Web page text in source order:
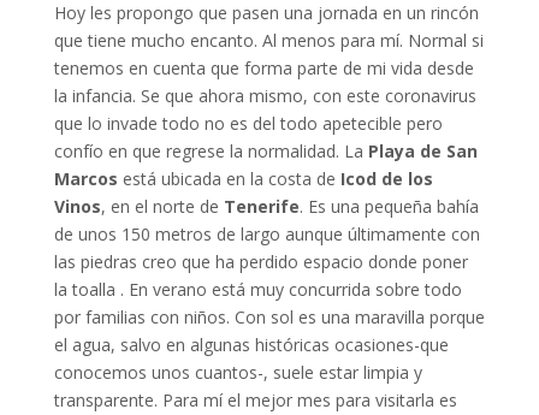
Hoy les propongo que pasen una jornada en un rincón
que tiene mucho encanto. Al menos para mí. Normal si
tenemos en cuenta que forma parte de mi vida desde
la infancia. Se que ahora mismo, con este coronavirus
que lo invade todo no es del todo apetecible pero
confío en que regrese la normalidad. La Playa de San
Marcos está ubicada en la costa de Icod de los
Vinos, en el norte de Tenerife. Es una pequeña bahía
de unos 150 metros de largo aunque últimamente con
las piedras creo que ha perdido espacio donde poner
la toalla . En verano está muy concurrida sobre todo
por familias con niños. Con sol es una maravilla porque
el agua, salvo en algunas históricas ocasiones-que
conocemos unos cuantos-, suele estar limpia y
transparente. Para mí el mejor mes para visitarla es